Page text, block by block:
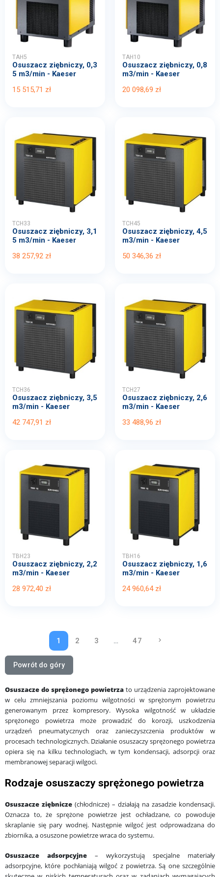
TAH5
Osuszacz ziębniczy, 0,3
5 m3/min - Kaeser
15 515,71 zł
TAH10
Osuszacz ziębniczy, 0,8
m3/min - Kaeser
20 098,69 zł
TCH33
Osuszacz ziębniczy, 3,1
5 m3/min - Kaeser
38 257,92 zł
TCH45
Osuszacz ziębniczy, 4,5
m3/min - Kaeser
50 346,36 zł
TCH36
Osuszacz ziębniczy, 3,5
m3/min - Kaeser
42 747,91 zł
TCH27
Osuszacz ziębniczy, 2,6
m3/min - Kaeser
33 488,96 zł
TBH23
Osuszacz ziębniczy, 2,2
m3/min - Kaeser
28 972,40 zł
TBH16
Osuszacz ziębniczy, 1,6
m3/min - Kaeser
24 960,64 zł
1 2 3 … 47 keyboard_arrow_rightNASTĘPNY
Powrót do góry
Osuszacze do sprężonego powietrza to urządzenia zaprojektowane
w celu zmniejszania poziomu wilgotności w sprężonym powietrzu
generowanym przez kompresory. Wysoka wilgotność w układzie
sprężonego powietrza może prowadzić do korozji, uszkodzenia
urządzeń pneumatycznych oraz zanieczyszczenia produktów w
procesach technologicznych. Działanie osuszaczy sprężonego powietrza
opiera się na kilku technologiach, w tym kondensacji, adsorpcji oraz
membranowej separacji wilgoci.
Rodzaje osuszaczy sprężonego powietrza
Osuszacze ziębnicze (chłodnicze) – działają na zasadzie kondensacji.
Oznacza to, że sprężone powietrze jest ochładzane, co powoduje
skraplanie się pary wodnej. Następnie wilgoć jest odprowadzana do
zbiornika, a osuszone powietrze wraca do systemu.
Osuszacze adsorpcyjne – wykorzystują specjalne materiały
adsorpcyjne, które pochłaniają wilgoć z powietrza. Są one szczególnie